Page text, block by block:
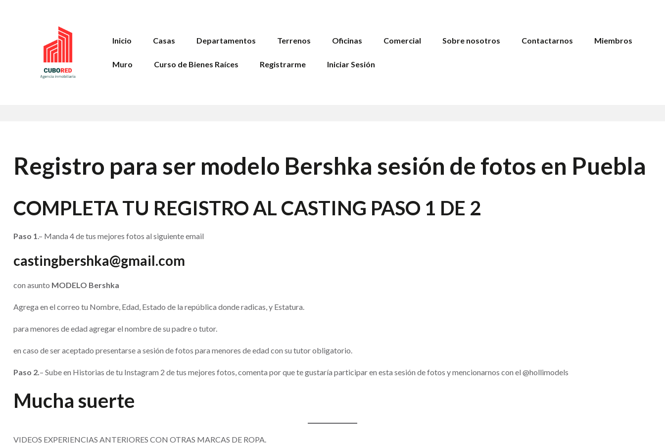
Inicio Casas Departamentos Terrenos Oficinas Comercial Sobre nosotros Contactarnos Miembros
Muro Curso de Bienes Raíces Registrarme Iniciar Sesión
Registro para ser modelo Bershka sesión de fotos en Puebla
COMPLETA TU REGISTRO AL CASTING PASO 1 DE 2
Paso 1.– Manda 4 de tus mejores fotos al siguiente email
castingbershka@gmail.com
con asunto MODELO Bershka
Agrega en el correo tu Nombre, Edad, Estado de la república donde radicas, y Estatura.
para menores de edad agregar el nombre de su padre o tutor.
en caso de ser aceptado presentarse a sesión de fotos para menores de edad con su tutor obligatorio.
Paso 2.– Sube en Historias de tu Instagram 2 de tus mejores fotos, comenta por que te gustaría participar en esta sesión de fotos y mencionarnos con el @hollimodels
Mucha suerte
VIDEOS EXPERIENCIAS ANTERIORES CON OTRAS MARCAS DE ROPA.